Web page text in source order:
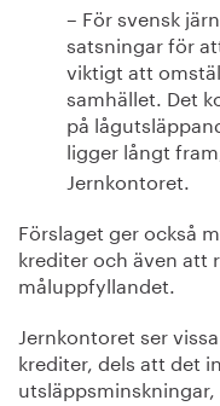
– För svensk
satsningar för
viktigt att
samhället. Det
på
ligger långt
Jernkontoret.
Förslaget ger också
krediter och även att
måluppfyllandet.
Jernkontoret ser
krediter, dels att det